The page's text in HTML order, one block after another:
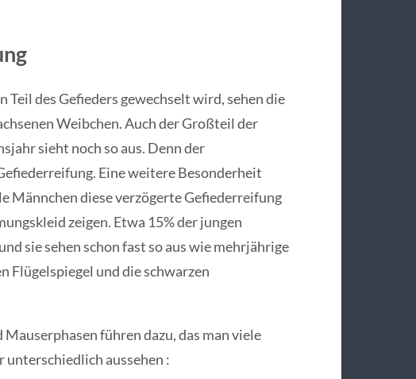
Teil des Gefieders gewechselt wird, sehen die
Weibchen. Auch der Großteil der
sieht noch so aus. Denn der
Eine weitere Besonderheit
Männchen diese verzögerte Gefiederreifung
zeigen. Etwa 15% der jungen
sie sehen schon fast so aus wie mehrjährige
Flügelspiegel und die schwarzen
führen dazu, das man viele
unterschiedlich aussehen :